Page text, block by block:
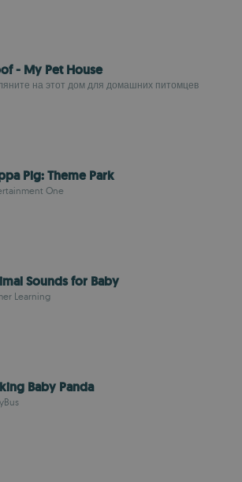
- My Pet House
на этот дом для домашних питомцев
Pig: Theme Park
One
Sounds for Baby
Learning
Baby Panda